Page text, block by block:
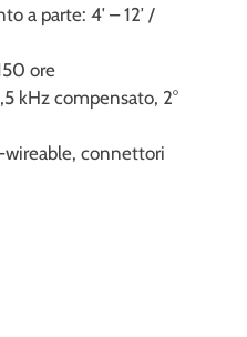
a parte: 4′ – 12′ /
ore
kHz compensato, 2°
connettori